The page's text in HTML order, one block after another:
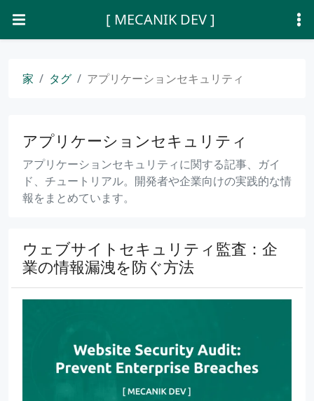
[ MECANIK DEV ]
家 タグ アプリケーションセキュリティ
アプリケーションセキュリティ
アプリケーションセキュリティに関する記事、ガイ
ド、チュートリアル。開発者や企業向けの実践的な情
報をまとめています。
ウェブサイトセキュリティ監査：企
業の情報漏洩を防ぐ方法